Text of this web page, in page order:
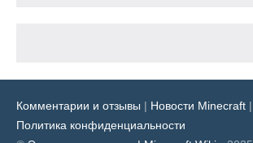
Комментарии и отзывы | Новости Minecraft |
Политика конфиденциальности